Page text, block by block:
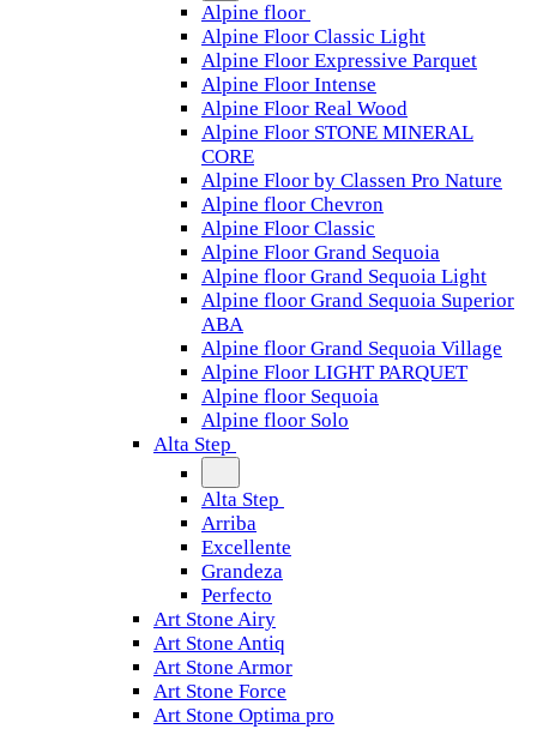
Alpine floor
Alpine Floor Classic Light
Alpine Floor Expressive Parquet
Alpine Floor Intense
Alpine Floor Real Wood
Alpine Floor STONE MINERAL
CORE
Alpine Floor by Classen Pro Nature
Alpine floor Chevron
Alpine Floor Classic
Alpine Floor Grand Sequoia
Alpine floor Grand Sequoia Light
Alpine floor Grand Sequoia Superior
ABA
Alpine floor Grand Sequoia Village
Alpine Floor LIGHT PARQUET
Alpine floor Sequoia
Alpine floor Solo
Alta Step
Alta Step
Arriba
Excellente
Grandeza
Perfecto
Art Stone Airy
Art Stone Antiq
Art Stone Armor
Art Stone Force
Art Stone Optima pro